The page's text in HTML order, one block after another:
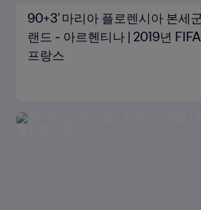
90+3' 마리아 플로렌시아 본세
랜드 - 아르헨티나 | 2019년
프랑스